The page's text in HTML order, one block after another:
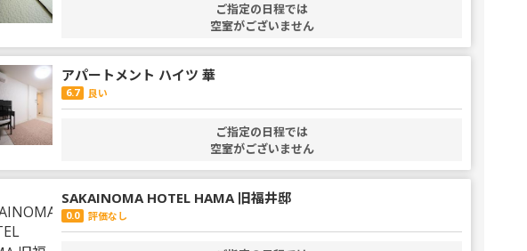
ご指定の日程では
空室がございません
アパートメント ハイツ 華
6.7 良い
ご指定の日程では
空室がございません
SAKAINOMA HOTEL HAMA 旧福井邸
0.0 評価なし